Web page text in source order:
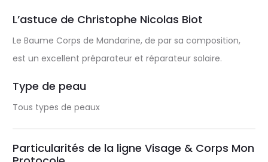
L’astuce de Christophe Nicolas Biot
Le Baume Corps de Mandarine, de par sa composition,
est un excellent préparateur et réparateur solaire.
Type de peau
Tous types de peaux
Particularités de la ligne Visage & Corps Mon